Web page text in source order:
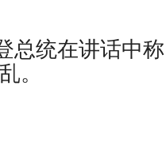
总统在讲话中
。